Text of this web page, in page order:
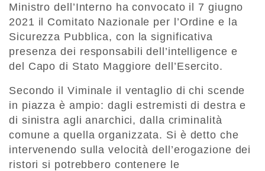
Ministro dell’Interno ha convocato il 7 giugno
2021 il Comitato Nazionale per l’Ordine e la
Sicurezza Pubblica, con la significativa
presenza dei responsabili dell’intelligence e
del Capo di Stato Maggiore dell’Esercito.
Secondo il Viminale il ventaglio di chi scende
in piazza è ampio: dagli estremisti di destra e
di sinistra agli anarchici, dalla criminalità
comune a quella organizzata. Si è detto che
intervenendo sulla velocità dell’erogazione dei
ristori si potrebbero contenere le